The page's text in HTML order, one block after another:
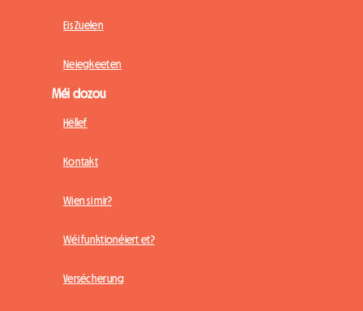
Eis Zuelen
Neiegkeeten
Méi dozou
Hëllef
Kontakt
Wien si mir?
Wéi funktionéiert et?
Versécherung